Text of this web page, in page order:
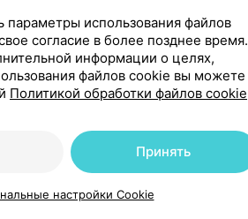
Беларусь
использования файлов
согласие в более позднее время.
информации о целях,
файлов cookie вы можете
Политикой обработки файлов cookie
Принять
настройки Cookie